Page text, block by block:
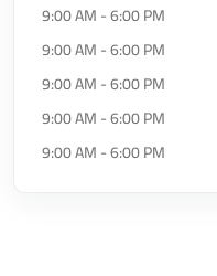
9:00 AM - 6:00 PM
9:00 AM - 6:00 PM
9:00 AM - 6:00 PM
9:00 AM - 6:00 PM
9:00 AM - 6:00 PM